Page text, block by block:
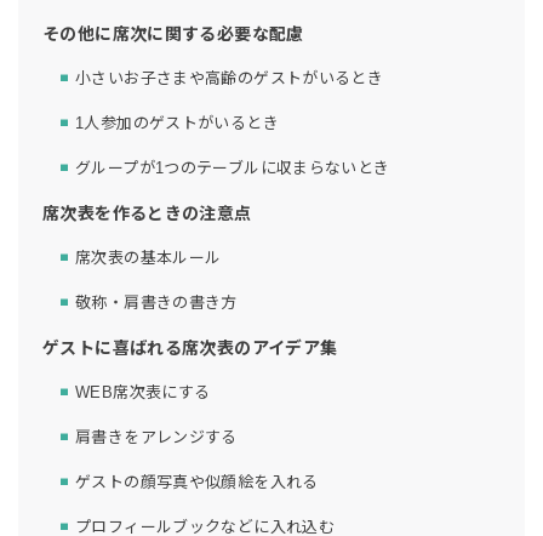
その他に席次に関する必要な配慮
小さいお子さまや高齢のゲストがいるとき
1人参加のゲストがいるとき
グループが1つのテーブルに収まらないとき
席次表を作るときの注意点
席次表の基本ルール
敬称・肩書きの書き方
ゲストに喜ばれる席次表のアイデア集
WEB席次表にする
肩書きをアレンジする
ゲストの顔写真や似顔絵を入れる
プロフィールブックなどに入れ込む